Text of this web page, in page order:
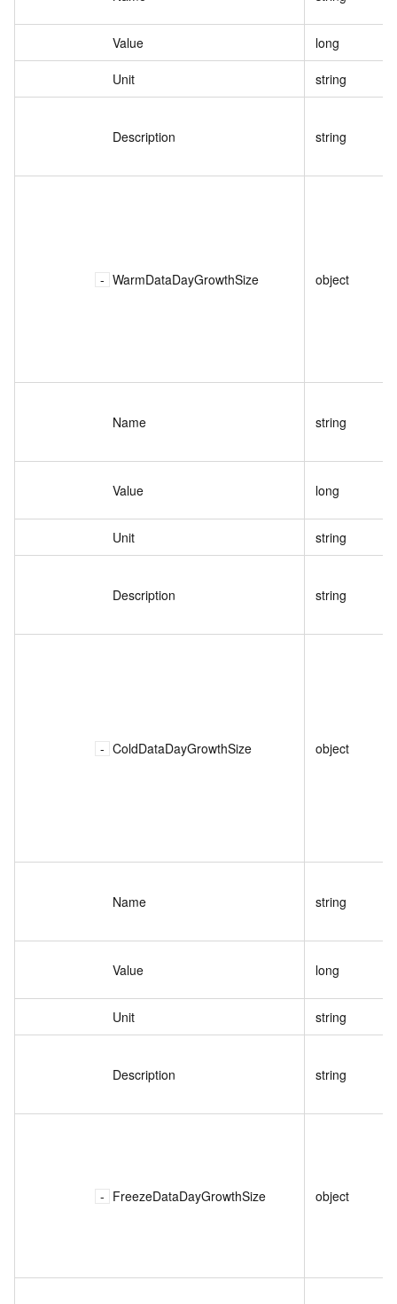
Value long
Unit string
Description string
WarmDataDayGrowthSize object
Name string
Value long
Unit string
Description string
ColdDataDayGrowthSize object
Name string
Value long
Unit string
Description string
FreezeDataDayGrowthSize object